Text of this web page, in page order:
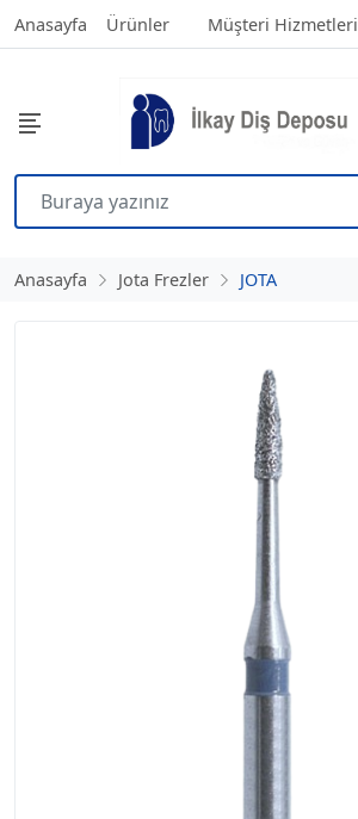
Anasayfa Ürünler Müşteri Hizmetleri
Anasayfa Jota Frezler JOTA